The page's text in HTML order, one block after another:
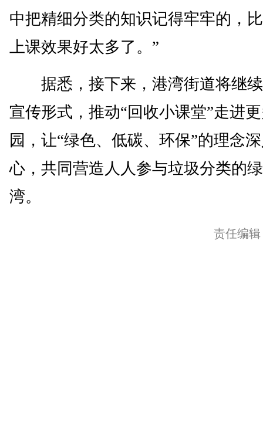
中把精细分类的知识记得牢牢的，
上课效果好太多了。”
据悉，接下来，港湾街道将继
宣传形式，推动“回收小课堂”走进
园，让“绿色、低碳、环保”的理念
心，共同营造人人参与垃圾分类的
湾。
责任编